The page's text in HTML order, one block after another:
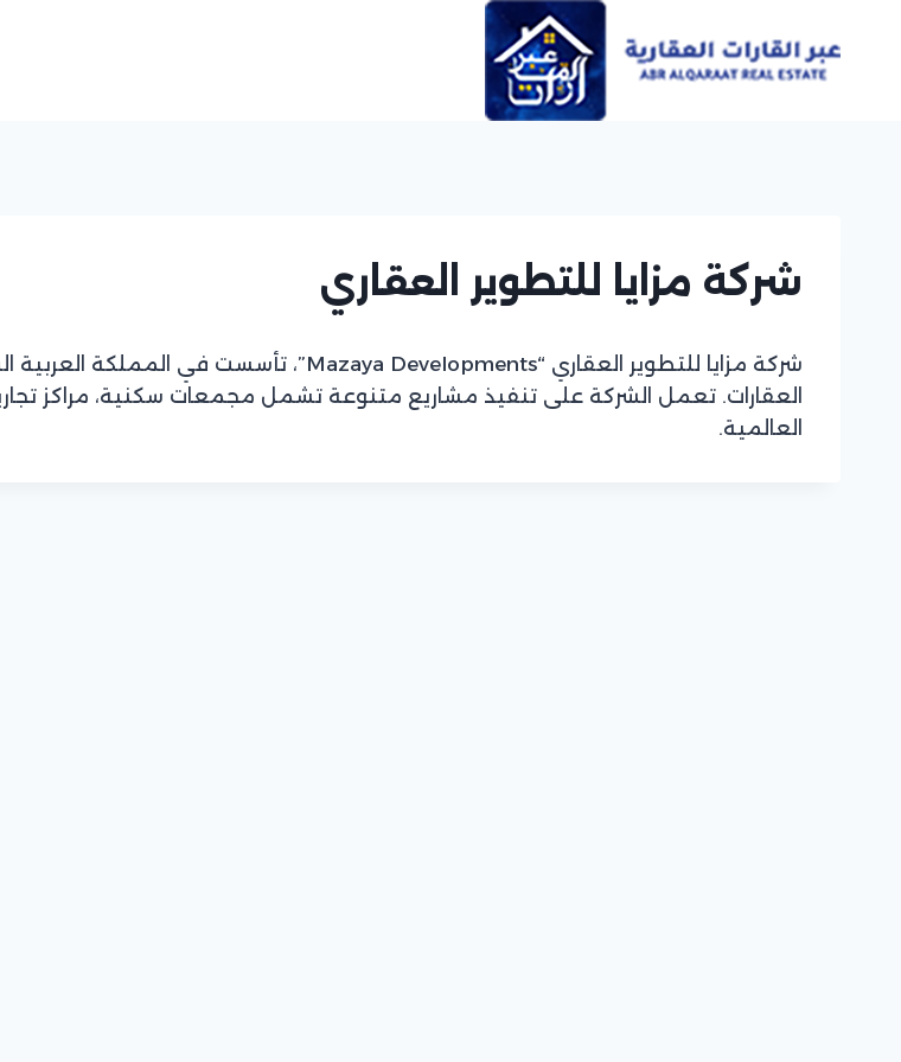
content
شركة مزايا للتطوير العقاري
العقارات. تعمل الشركة على تنفيذ مشاريع متنوعة تشمل مجمعات سكنية، مراكز
العالمية.